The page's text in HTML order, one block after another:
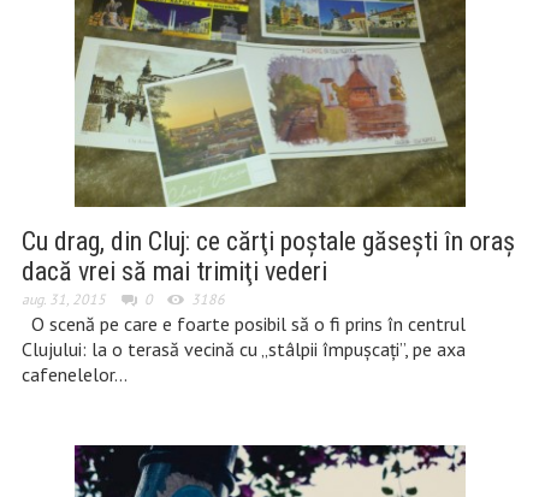
Cu drag, din Cluj: ce cărţi poştale găseşti în oraş
dacă vrei să mai trimiţi vederi
aug. 31, 2015 0 3186
O scenă pe care e foarte posibil să o fi prins în centrul
Clujului: la o terasă vecină cu „stâlpii împuşcaţi”, pe axa
cafenelelor…